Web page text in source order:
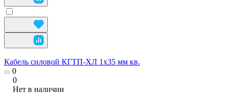
Кабель силовой КГТП-ХЛ 1х35 мм кв.
0
0
Нет в наличии